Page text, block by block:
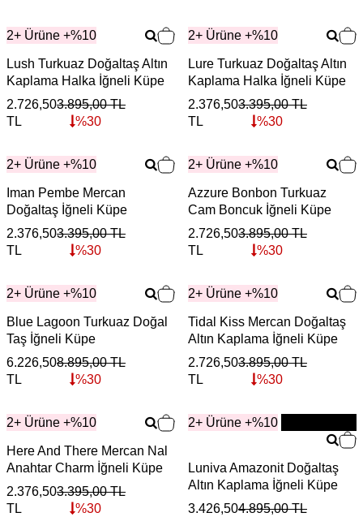
2+ Ürüne +%10
Lush Turkuaz Doğaltaş Altın
Kaplama Halka İğneli Küpe
2.726,50
TL
3.895,00TL
%30
2+ Ürüne +%10
Lure Turkuaz Doğaltaş Altın
Kaplama Halka İğneli Küpe
2.376,50
TL
3.395,00TL
%30
2+ Ürüne +%10
Iman Pembe Mercan
Doğaltaş İğneli Küpe
2.376,50
TL
3.395,00TL
%30
2+ Ürüne +%10
Azzure Bonbon Turkuaz
Cam Boncuk İğneli Küpe
2.726,50
TL
3.895,00TL
%30
2+ Ürüne +%10
Blue Lagoon Turkuaz Doğal
Taş İğneli Küpe
6.226,50
TL
8.895,00TL
%30
2+ Ürüne +%10
Tidal Kiss Mercan Doğaltaş
Altın Kaplama İğneli Küpe
2.726,50
TL
3.895,00TL
%30
2+ Ürüne +%10
Here And There Mercan Nal
Anahtar Charm İğneli Küpe
2.376,50
TL
3.395,00TL
%30
2+ Ürüne +%10
YENİ
Luniva Amazonit Doğaltaş
Altın Kaplama İğneli Küpe
3.426,504.895,00TL